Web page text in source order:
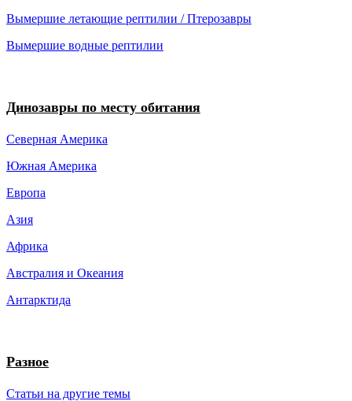
Вымершие летающие рептилии / Птерозавры
Вымершие водные рептилии
Динозавры по месту обитания
Северная Америка
Южная Америка
Европа
Азия
Африка
Австралия и Океания
Антарктида
Разное
Статьи на другие темы